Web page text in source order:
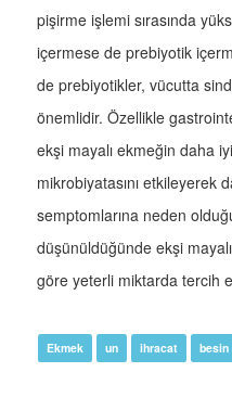
pişirme işlemi sırasında
içermese de prebiyotik
de prebiyotikler, vücutta
önemlidir. Özellikle
ekşi mayalı ekmeğin daha
mikrobiyatasını etkileyerek
semptomlarına neden
düşünüldüğünde ekşi
göre yeterli miktarda tercih
Ekmek un ihracat besin